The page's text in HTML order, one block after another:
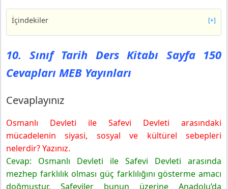
İçindekiler [+]
10. Sınıf Tarih Ders Kitabı Sayfa 150 Cevapları MEB
Yayınları
Cevaplayınız
10. Sınıf Tarih Ders Kitabı Sayfa 151 Cevapları MEB
Konu Analizi
Yayınları
Metin Analizi
10. Sınıf Tarih Ders Kitabı Sayfa 157 Cevapları MEB
Yayınları
Metin Analizi
10. Sınıf Tarih Ders Kitabı Sayfa 150
Cevapları MEB Yayınları
Cevaplayınız
Osmanlı Devleti ile Safevi Devleti arasındaki
mücadelenin siyasi, sosyal ve kültürel sebepleri
nelerdir? Yazınız.
Cevap: Osmanlı Devleti ile Safevi Devleti arasında
mezhep farklılık olması güç farklılığını gösterme amacı
doğmuştur. Safeviler bunun üzerine Anadolu’da